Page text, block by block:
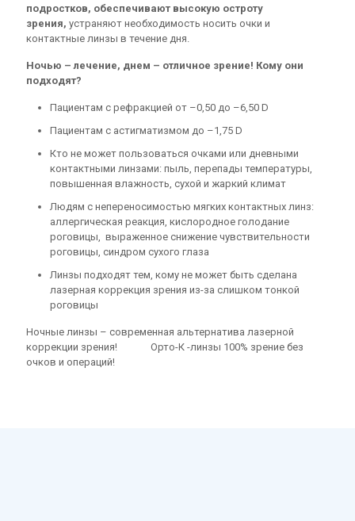
подростков, обеспечивают высокую остроту
зрения, устраняют необходимость носить очки и
контактные линзы в течение дня.
Ночью – лечение, днем – отличное зрение! Кому они
подходят?
Пациентам с рефракцией от –0,50 до –6,50 D
Пациентам с астигматизмом до –1,75 D
Кто не может пользоваться очками или дневными
контактными линзами: пыль, перепады температуры,
повышенная влажность, сухой и жаркий климат
Людям с непереносимостью мягких контактных линз:
аллергическая реакция, кислородное голодание
роговицы, выраженное снижение чувствительности
роговицы, синдром сухого глаза
Линзы подходят тем, кому не может быть сделана
лазерная коррекция зрения из-за слишком тонкой
роговицы
Ночные линзы – современная альтернатива лазерной
коррекции зрения! Орто-К -линзы 100% зрение без
очков и операций!